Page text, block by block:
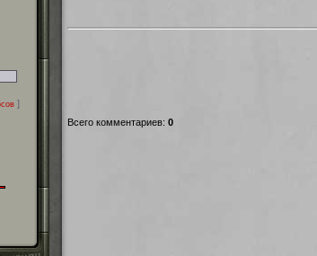
]
Всего комментариев: 0